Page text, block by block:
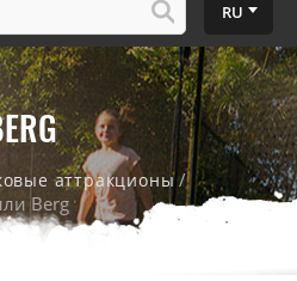
RU
аттракционы/
Berg